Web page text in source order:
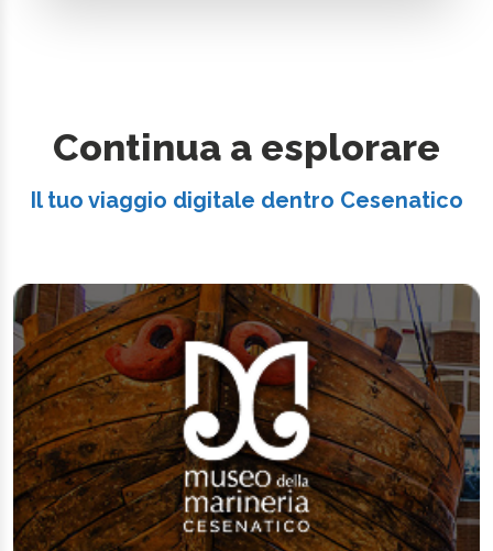
Continua a esplorare
Il tuo viaggio digitale dentro Cesenatico